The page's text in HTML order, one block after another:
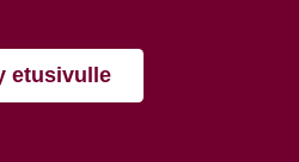
etusivulle